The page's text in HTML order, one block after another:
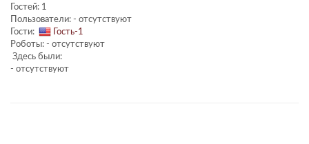
Гостей: 1
Пользователи: - отсутствуют
Гости:
Гость-1
Роботы: - отсутствуют
Здесь были:
- отсутствуют